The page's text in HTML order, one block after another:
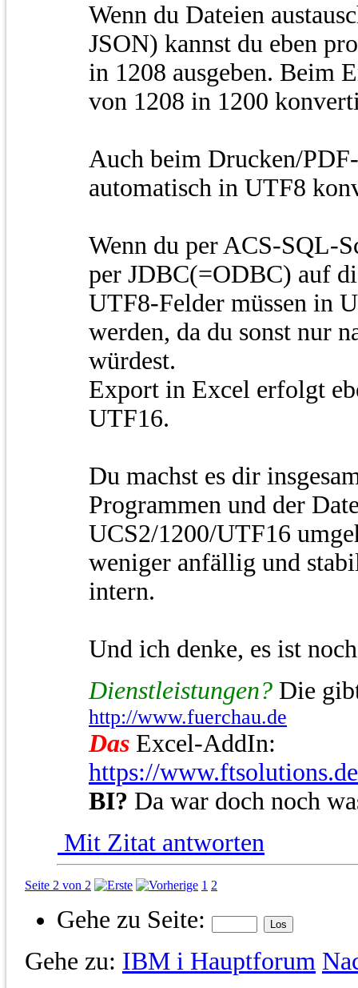
Wenn du Dateien
JSON) kannst du eben
in 1208 ausgeben. Beim
von 1208 in 1200
Auch beim Drucken/
automatisch in UTF8
Wenn du per ACS-SQL-
per JDBC(=ODBC) auf
UTF8-Felder müssen in
werden, da du sonst nur
würdest.
Export in Excel erfolgt
UTF16.
Du machst es dir
Programmen und der
UCS2/1200/UTF16
weniger anfällig und
intern.
Und ich denke, es ist
Dienstleistungen? Die
http://www.fuerchau.de
Das Excel-AddIn:
https://
BI? Da war doch noch
Mit Zitat antworten
Seite 2 von 2 1 2
Gehe zu Seite:
Gehe zu: IBM i Hauptforum